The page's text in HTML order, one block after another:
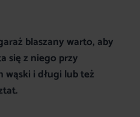
blaszany warto, aby
się z niego przy
i długi lub też